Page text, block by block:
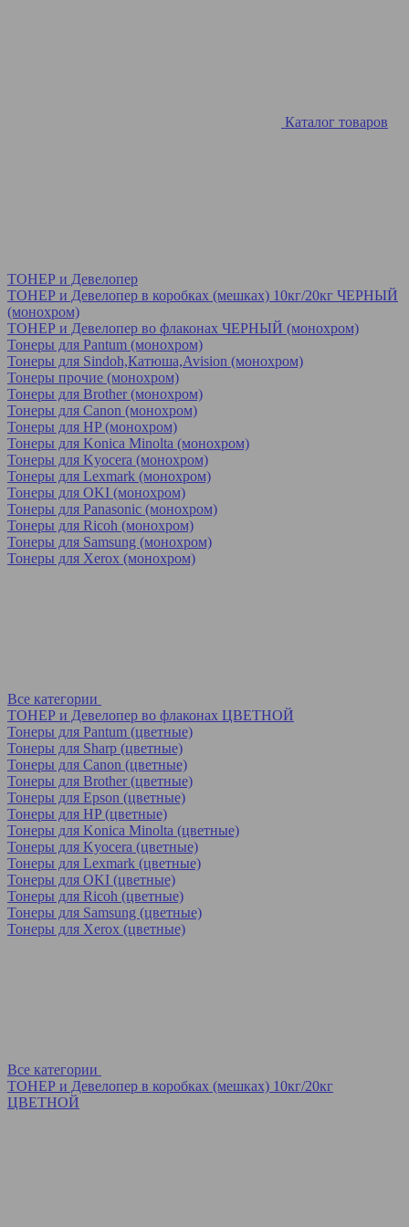
Каталог товаров
ТОНЕР и Девелопер
ТОНЕР и Девелопер в коробках (мешках) 10кг/20кг ЧЕРНЫЙ
(монохром)
ТОНЕР и Девелопер во флаконах ЧЕРНЫЙ (монохром)
Тонеры для Pantum (монохром)
Тонеры для Sindoh,Катюша,Avision (монохром)
Тонеры прочие (монохром)
Тонеры для Brother (монохром)
Тонеры для Canon (монохром)
Тонеры для HP (монохром)
Тонеры для Konica Minolta (монохром)
Тонеры для Kyocera (монохром)
Тонеры для Lexmark (монохром)
Тонеры для OKI (монохром)
Тонеры для Panasonic (монохром)
Тонеры для Ricoh (монохром)
Тонеры для Samsung (монохром)
Тонеры для Xerox (монохром)
Все категории
ТОНЕР и Девелопер во флаконах ЦВЕТНОЙ
Тонеры для Pantum (цветные)
Тонеры для Sharp (цветные)
Тонеры для Canon (цветные)
Тонеры для Brother (цветные)
Тонеры для Epson (цветные)
Тонеры для HP (цветные)
Тонеры для Konica Minolta (цветные)
Тонеры для Kyocera (цветные)
Тонеры для Lexmark (цветные)
Тонеры для OKI (цветные)
Тонеры для Ricoh (цветные)
Тонеры для Samsung (цветные)
Тонеры для Xerox (цветные)
Все категории
ТОНЕР и Девелопер в коробках (мешках) 10кг/20кг
ЦВЕТНОЙ